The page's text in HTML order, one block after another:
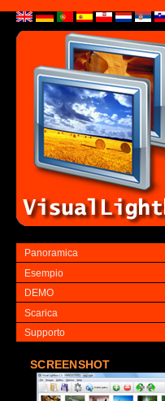
Panoramica
Esempio
DEMO
Scarica
Supporto
SCREENSHOT